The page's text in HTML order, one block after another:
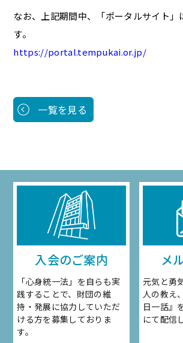
なお、上記期間中、「ポータルサイト」
す。
https://portal.tempukai.or.jp/
一覧を見る
入会のご案内
「心身統一法」を自らも実
践することで、財団の維
持・発展に協力していただ
ける方を募集しておりま
す。
メ
元気と勇
人の教え
日一話』
にて配信